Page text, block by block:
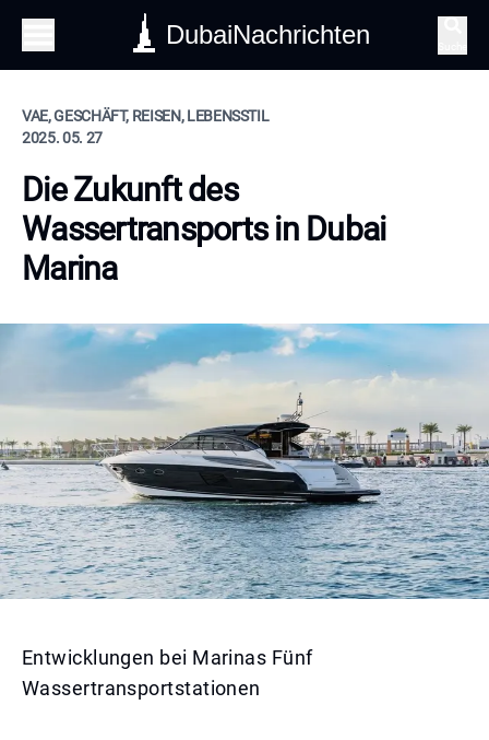
DubaiNachrichten
VAE, GESCHÄFT, REISEN, LEBENSSTIL
2025. 05. 27
Die Zukunft des
Wassertransports in Dubai
Marina
Entwicklungen bei Marinas Fünf
Wassertransportstationen